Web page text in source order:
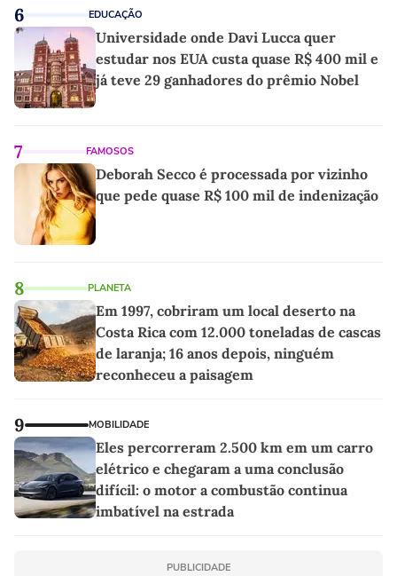
6 EDUCAÇÃO
Universidade onde Davi Lucca quer
estudar nos EUA custa quase R$ 400 mil e
já teve 29 ganhadores do prêmio Nobel
7 FAMOSOS
Deborah Secco é processada por vizinho
que pede quase R$ 100 mil de indenização
8 PLANETA
Em 1997, cobriram um local deserto na
Costa Rica com 12.000 toneladas de cascas
de laranja; 16 anos depois, ninguém
reconheceu a paisagem
9 MOBILIDADE
Eles percorreram 2.500 km em um carro
elétrico e chegaram a uma conclusão
difícil: o motor a combustão continua
imbatível na estrada
PUBLICIDADE